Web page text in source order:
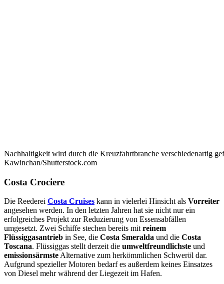
Nachhaltigkeit wird durch die Kreuzfahrtbranche verschiedenartig
Kawinchan/Shutterstock.com
Costa Crociere
Die Reederei Costa Cruises kann in vielerlei Hinsicht als Vorreiter
angesehen werden. In den letzten Jahren hat sie nicht nur ein
erfolgreiches Projekt zur Reduzierung von Essensabfällen
umgesetzt. Zwei Schiffe stechen bereits mit reinem
Flüssiggasantrieb in See, die Costa Smeralda und die Costa
Toscana. Flüssiggas stellt derzeit die umweltfreundlichste und
emissionsärmste Alternative zum herkömmlichen Schweröl dar.
Aufgrund spezieller Motoren bedarf es außerdem keines Einsatzes
von Diesel mehr während der Liegezeit im Hafen.